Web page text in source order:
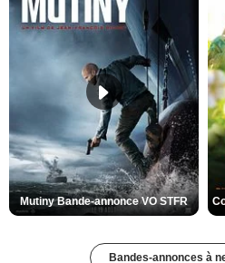
Mutiny Bande-annonce VO STFR
Bandes-annonces à